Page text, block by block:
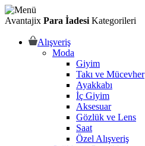
Avantajix Para İadesi Kategorileri
Alışveriş
Moda
Giyim
Takı ve Mücevher
Ayakkabı
İç Giyim
Aksesuar
Gözlük ve Lens
Saat
Özel Alışveriş